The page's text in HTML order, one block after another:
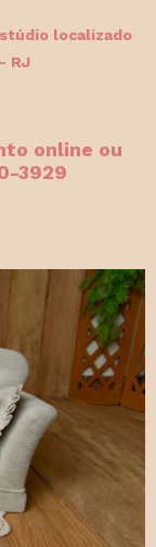
localizado
RJ
online ou
3929